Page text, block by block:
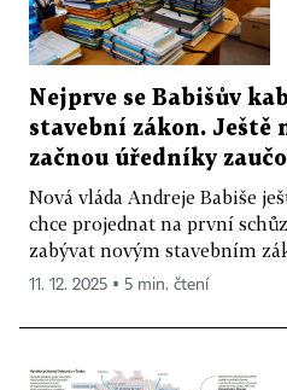
Nejprve se Babišův
stavební zákon. Ještě
začnou úředníky
Nová vláda Andreje Babiše
chce projednat na první
zabývat novým stavebním
11. 12. 2025 ▪ 5 min. čtení